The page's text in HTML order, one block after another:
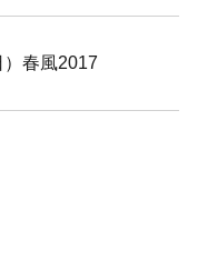
春風2017